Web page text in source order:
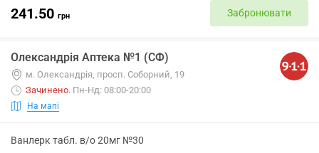
241.50 грн Забронювати
Олександрія Аптека №1 (СФ)
м. Олександрія, просп. Соборний, 19
Зачинено. Пн-Нд: 08:00-20:00
На мапі
Ванлерк табл. в/о 20мг №30